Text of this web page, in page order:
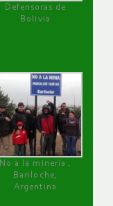
Defensoras de
Bolivia
No a la minería ,
Bariloche,
Argentina